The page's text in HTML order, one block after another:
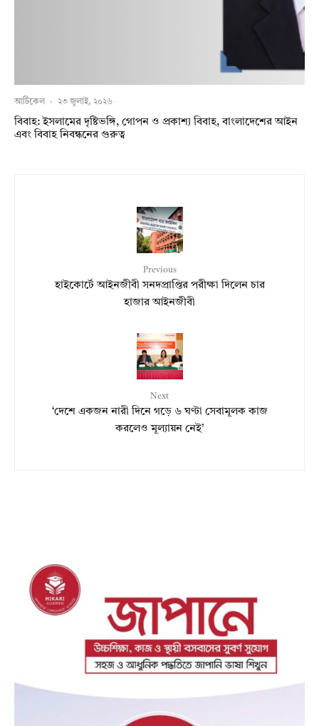
আর্টিকেল · ২৩ জুলাই, ২০২৬
বিবাহ: ইসলামের দৃষ্টিভঙ্গি, গোপন ও প্রকাশ্য বিবাহ, বাংলাদেশের আইন
এবং বিবাহ নিবন্ধনের গুরুত্ব
Previous
হাইকোর্টে আইনজীবী সনদপ্রাপ্তির পরীক্ষা দিলেন চার
হাজার আইনজীবী
Next
‘দেশে একজন নারী দিনে গড়ে ৬ ঘণ্টা সেবামূলক কাজ
করলেও মূল্যায়ন নেই’